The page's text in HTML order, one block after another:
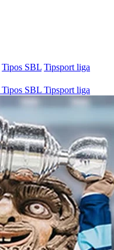
Tipos SBL Tipsport liga
Tipos SBL Tipsport liga